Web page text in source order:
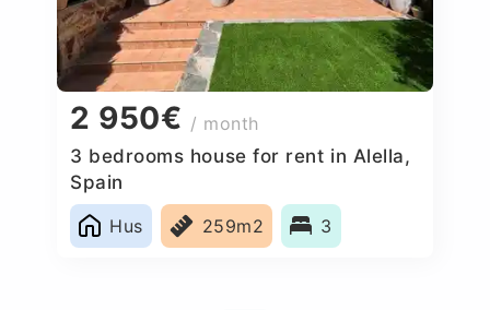
2 950€ / month
3 bedrooms house for rent in Alella,
Spain
Hus
259m2 3